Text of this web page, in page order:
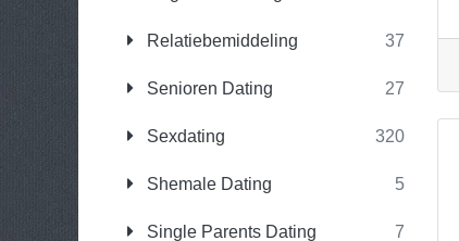
Relatiebemiddeling 37
Senioren Dating 27
Sexdating 320
Shemale Dating 5
Single Parents Dating 7